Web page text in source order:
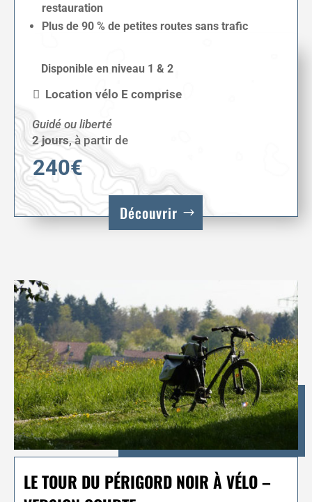
restauration
Plus de 90 % de petites routes sans trafic
Disponible en niveau 1 & 2
Location vélo E comprise
Guidé ou liberté
2 jours, à partir de
240€
Découvrir
LE TOUR DU PÉRIGORD NOIR À VÉLO –